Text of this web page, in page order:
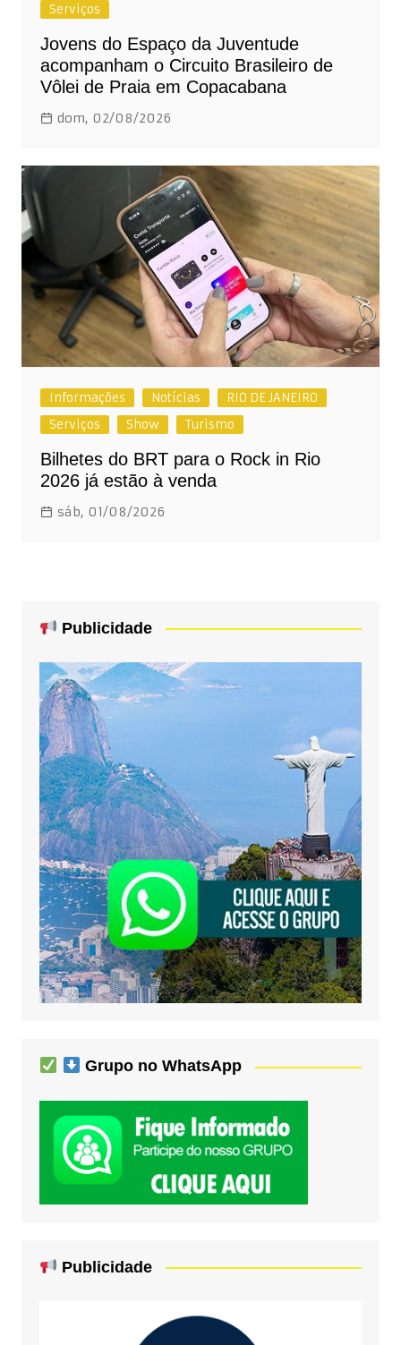
Serviços
Jovens do Espaço da Juventude
acompanham o Circuito Brasileiro de
Vôlei de Praia em Copacabana
dom, 02/08/2026
Informações Notícias
RIO DE JANEIRO
Serviços
Show Turismo
Bilhetes do BRT para o Rock in Rio
2026 já estão à venda
sáb, 01/08/2026
Publicidade
Grupo no WhatsApp
Publicidade